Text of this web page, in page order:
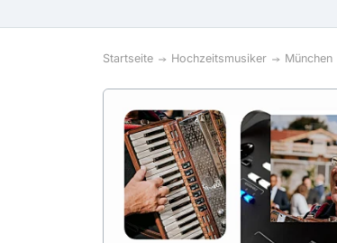
Startseite Hochzeitsmusiker München